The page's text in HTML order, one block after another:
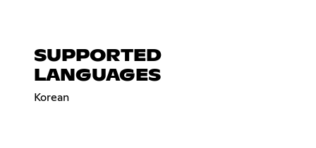
SUPPORTED
LANGUAGES
Korean